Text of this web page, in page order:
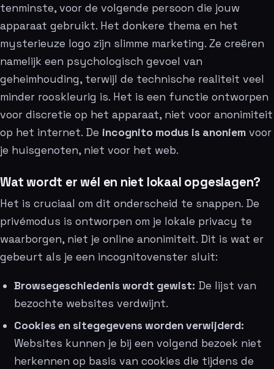
tenminste, voor de volgende persoon die jouw
apparaat gebruikt. Het donkere thema en het
mysterieuze logo zijn slimme marketing. Ze creëren
namelijk een psychologisch gevoel van
geheimhouding, terwijl de technische realiteit veel
minder rooskleurig is. Het is een functie ontworpen
voor discretie op het apparaat, niet voor anonimiteit
op het internet. De incognito modus is anoniem voor
je huisgenoten, niet voor het web.
Wat wordt er wél en niet lokaal opgeslagen?
Het is cruciaal om dit onderscheid te snappen. De
privémodus is ontworpen om je lokale privacy te
waarborgen, niet je online anonimiteit. Dit is wat er
gebeurt als je een incognitovenster sluit:
Browsegeschiedenis wordt gewist: De lijst van
bezochte websites verdwijnt.
Cookies en sitegegevens worden verwijderd:
Websites kunnen je bij een volgend bezoek niet
herkennen op basis van cookies die tijdens de